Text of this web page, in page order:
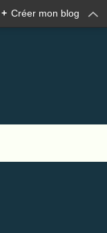
+ Créer mon blog